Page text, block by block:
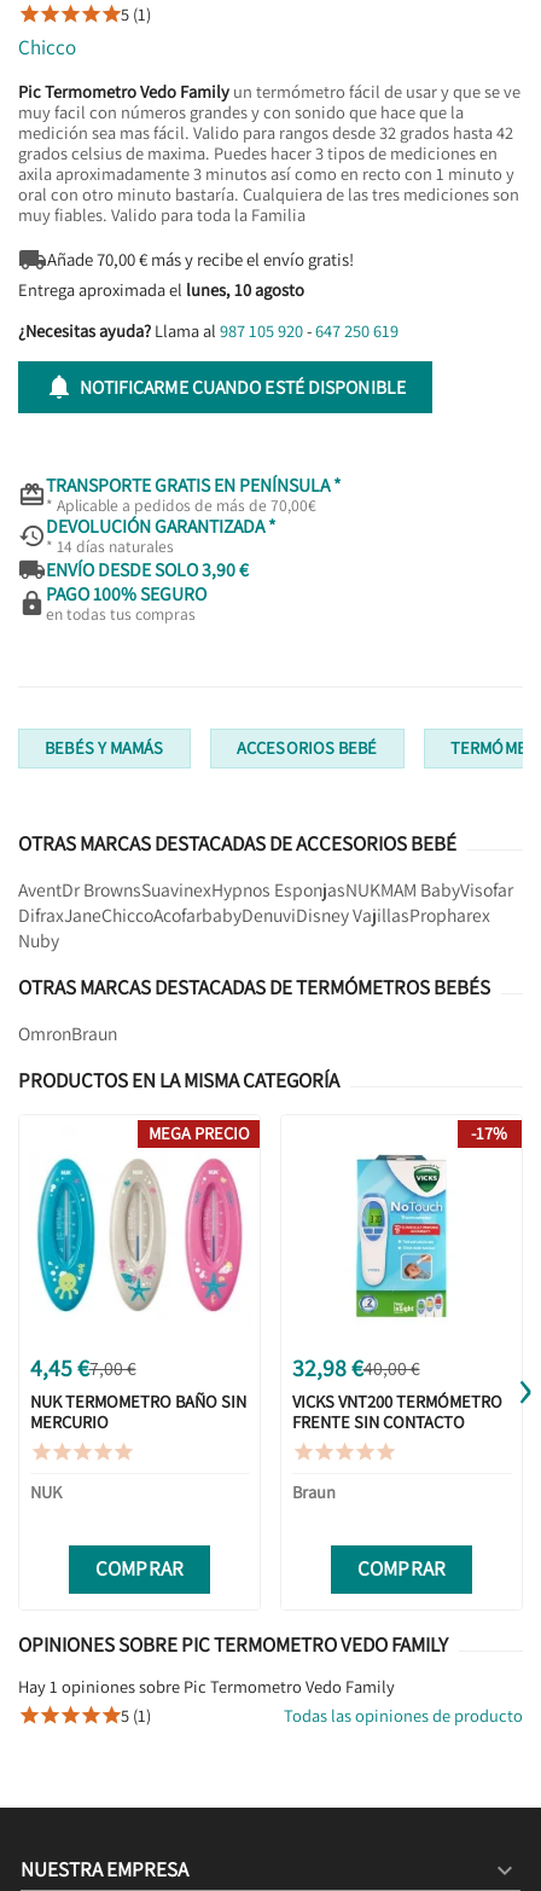
5 (1)
Chicco
Pic Termometro Vedo Family un termómetro fácil de usar y que se ve
muy facil con números grandes y con sonido que hace que la
medición sea mas fácil. Valido para rangos desde 32 grados hasta 42
grados celsius de maxima. Puedes hacer 3 tipos de mediciones en
axila aproximadamente 3 minutos así como en recto con 1 minuto y
oral con otro minuto bastaría. Cualquiera de las tres mediciones son
muy fiables. Valido para toda la Familia
Añade70,00€ más y recibe el envío gratis!
Entrega aproximada el lunes, 10 agosto
¿Necesitas ayuda? Llama al 987 105 920-647 250 619
 NOTIFICARME CUANDO ESTÉ DISPONIBLE
TRANSPORTE GRATIS EN PENÍNSULA *
* Aplicable a pedidos de más de 70,00€
DEVOLUCIÓN GARANTIZADA *
* 14 días naturales
ENVÍO DESDE SOLO 3,90 €
 PAGO 100% SEGURO
en todas tus compras
BEBÉS Y MAMÁS ACCESORIOS BEBÉ
OTRAS MARCAS DESTACADAS DE ACCESORIOS BEBÉ
AventDr BrownsSuavinexHypnos EsponjasNUKMAM BabyVisofar
DifraxJaneChiccoAcofarbabyDenuviDisney VajillasPropharex
Nuby
OTRAS MARCAS DESTACADAS DE TERMÓMETROS BEBÉS
OmronBraun
PRODUCTOS EN LA MISMA CATEGORÍA
4,45 €7,00 €
NUK TERMOMETRO BAÑO SIN
MERCURIO

NUK
COMPRAR
MEGA PRECIO
32,98 €40,00 €
VICKS VNT200 TERMÓMETRO
FRENTE SIN CONTACTO

Braun
COMPRAR
-17%
›
OPINIONES SOBRE PIC TERMOMETRO VEDO FAMILY
Hay 1 opiniones sobre Pic Termometro Vedo Family
5 (1) Todas las opiniones de producto
NUESTRA EMPRESA 